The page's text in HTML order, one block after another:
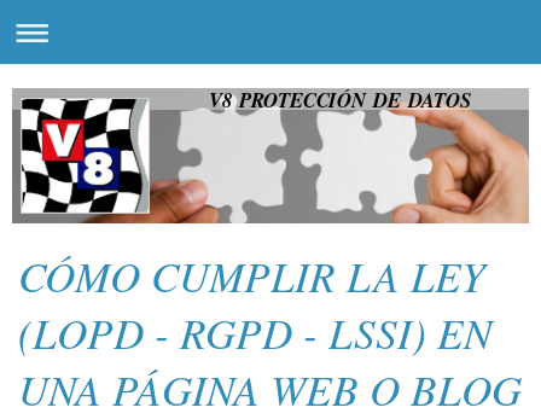
V8 PROTECCIÓN DE DATOS
CÓMO CUMPLIR LA LEY
(LOPD - RGPD - LSSI) EN
UNA PÁGINA WEB O BLOG